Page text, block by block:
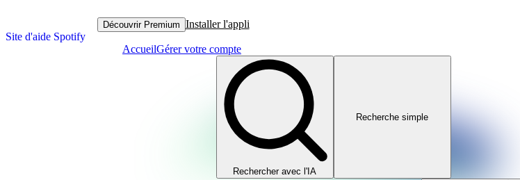
Site d'aide Spotify
Découvrir Premium Installer l'appli
AccueilGérer votre compte
Rechercher avec l'IA
Recherche simple